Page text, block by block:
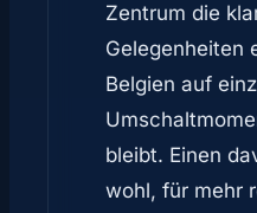
Zentrum die
Gelegenheiten
Belgien auf
bleibt. Einen
wohl, für mehr